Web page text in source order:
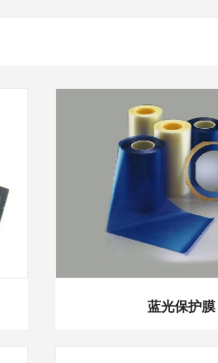
蓝光保护膜